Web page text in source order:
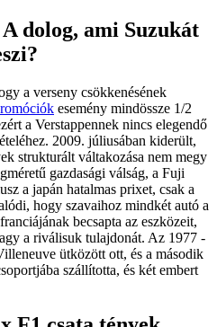
dolog, ami Suzukát
a verseny csökkenésének
esemény mindössze 1/2
a Verstappennek nincs elegendő
2009. júliusában kiderült,
strukturált váltakozása nem megy
gazdasági válság, a Fuji
a japán hatalmas prixet, csak a
hogy szavaihoz mindkét autó a
becsapta az eszközeit,
a riválisuk tulajdonát. Az 1977 -
ütközött ott, és a második
szállította, és két embert